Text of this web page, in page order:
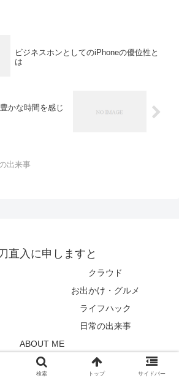
ビジネスホンとしてのiPhoneの優位性と
は
かな時間を感じ
出来事
直入に申しますと
クラウド
お出かけ・グルメ
ライフハック
日常の出来事
ABOUT ME
単刀直入に申しますと.
検索 トップ サイドバー